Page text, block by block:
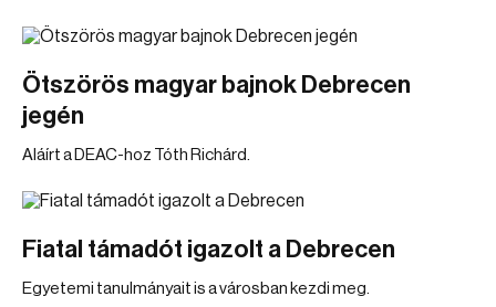
Ötszörös magyar bajnok Debrecen
jegén
Aláírt a DEAC-hoz Tóth Richárd.
Fiatal támadót igazolt a Debrecen
Egyetemi tanulmányait is a városban kezdi meg.